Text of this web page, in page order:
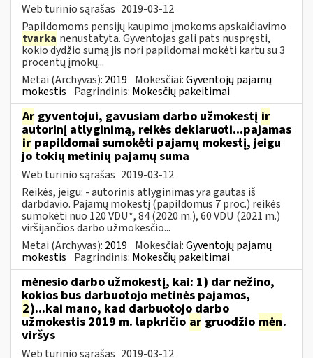
Web turinio sąrašas 2019-03-12
Papildomoms pensijų kaupimo įmokoms apskaičiavimo
tvarka nenustatyta. Gyventojas gali pats nuspręsti,
kokio dydžio sumą jis nori papildomai mokėti kartu su 3
procentų įmokų...
Metai (Archyvas): 2019 Mokesčiai:Gyventojų pajamų
mokestis Pagrindinis: Mokesčių pakeitimai
Ar gyventojui, gavusiam darbo užmokestį ir
autorinį atlyginimą, reikės deklaruoti...pajamas
ir papildomai sumokėti pajamų mokestį, jeigu
jo tokių metinių pajamų suma
Web turinio sąrašas 2019-03-12
Reikės, jeigu: - autorinis atlyginimas yra gautas iš
darbdavio. Pajamų mokestį (papildomus 7 proc.) reikės
sumokėti nuo 120 VDU*, 84 (2020 m.), 60 VDU (2021 m.)
viršijančios darbo užmokesčio...
Metai (Archyvas): 2019 Mokesčiai:Gyventojų pajamų
mokestis Pagrindinis: Mokesčių pakeitimai
mėnesio darbo užmokestį, kai: 1) dar nežino,
kokios bus darbuotojo metinės pajamos,
2)...kai mano, kad darbuotojo darbo
užmokestis 2019 m. lapkričio ar gruodžio mėn.
viršys
Web turinio sąrašas 2019-03-12